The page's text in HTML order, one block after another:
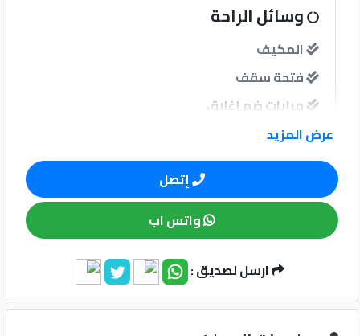
كيو
ماركت
الدليل
القطري
2020
©
وسائل الراحة
المكيف
فتحة سقف
مرايات ضم إغلاق
فرش جلد
نوافذ
نوافذ كهربائية امامية
نظام الصوت
عرض المزيد
إتصل
واتس اب
ارسل لصديق :